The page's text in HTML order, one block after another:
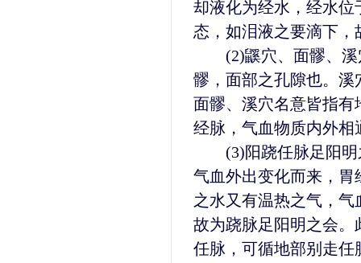
却液化为经水，经水
态，如泪液之要滴下，
(2)鼷穴、面髎、溪
髎，面部之孔隙也。
面髎、溪穴名意皆指
经脉，气血物质内外相
(3)阳跷任脉足阳明
气血外出变化而来，
之水又有温热之气，
故为跷脉足阳明之会
任脉，可循地部别走